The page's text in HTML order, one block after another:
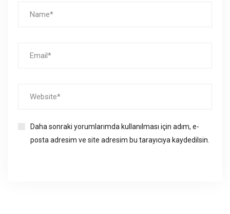
Daha sonraki yorumlarımda kullanılması için adım, e-
posta adresim ve site adresim bu tarayıcıya kaydedilsin.